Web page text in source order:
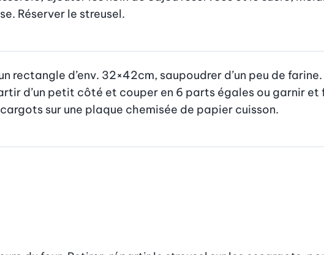
Réserver le streusel.
rectangle d’env. 32×42cm, saupoudrer d’un peu de
d’un petit côté et couper en 6 parts égales ou garnir et
sur une plaque chemisée de papier cuisson.